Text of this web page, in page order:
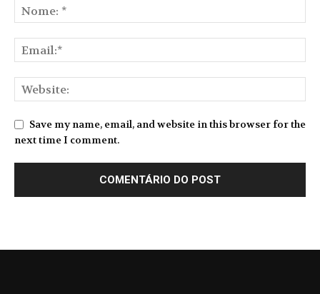
Save my name, email, and website in this browser for the
next time I comment.